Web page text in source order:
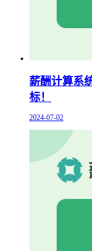
薪酬计算系
标！
2024-07-02